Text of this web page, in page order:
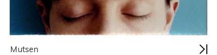
Mutsen